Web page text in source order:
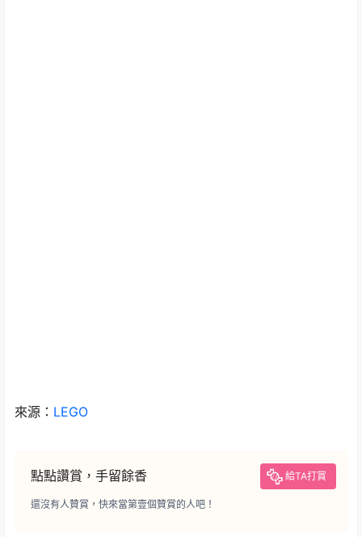
來源： LEGO
點點讚賞，手留餘香 給TA打賞
還沒有人贊賞，快來當第壹個贊賞的人吧！